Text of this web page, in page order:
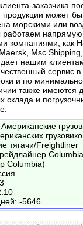
заказчика
продукции может
морскими или
напрямую
компаниями, как
Msc
дает нашим
сервис
и по
также имеются
склада и
тягачи/Freightliner
Columbia)
-5646